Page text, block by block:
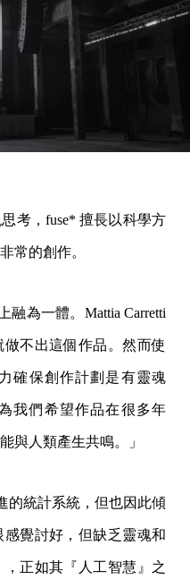
考，fuse* 擅長以科學方
常的創作。
融為一體。Mattia Carretti
不出這個作品。然而使
確保創作計劃是有靈魂
我們希望作品在很多年
與人類產生共鳴。」
的統計系統，但也因此傾
覺討好，但缺乏靈魂和
正如其『人工智慧』之